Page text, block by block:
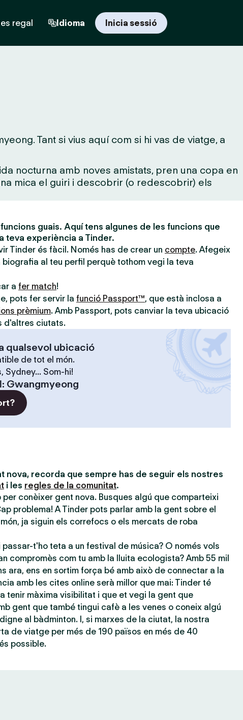
regal Idioma Inicia sessió
Tant si vius aquí com si hi vas de viatge, a
nocturna amb noves amistats, pren una copa en
mica el guiri i descobrir (o redescobrir) els
guais. Aquí tens algunes de les funcions que
teva experiència a Tinder.
Tinder és fàcil. Només has de crear un compte. Afegeix
biografia al teu perfil perquè tothom vegi la teva
a fer match!
pots fer servir la funció Passport™, que està inclosa a
prèmium. Amb Passport, pots canviar la teva ubicació
d'altres ciutats.
qualsevol ubicació
de tot el món.
Sydney... Som-hi!
: Gwangmyeong
nova, recorda que sempre has de seguir els nostres
i les regles de la comunitat.
per conèixer gent nova. Busques algú que comparteixi
problema! A Tinder pots parlar amb la gent sobre el
ja siguin els correfocs o els mercats de roba
passar-t'ho teta a un festival de música? O només vols
compromès com tu amb la lluita ecologista? Amb 55 mil
ara, ens en sortim força bé amb això de connectar a la
amb les cites online serà millor que mai: Tinder té
tenir màxima visibilitat i que et vegi la gent que
gent que també tingui cafè a les venes o coneix algú
al bàdminton. I, si marxes de la ciutat, la nostra
de viatge per més de 190 països en més de 40
possible.